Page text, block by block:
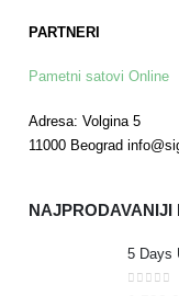
PARTNERI
Pametni satovi Online
Adresa: Volgina 5
11000 Beograd
NAJPRODAVANIJI
5 Days